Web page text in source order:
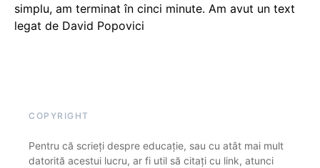
simplu, am terminat în cinci minute. Am avut un text
legat de David Popovici
COPYRIGHT
Pentru că scrieți despre educație, sau cu atât mai mult
datorită acestui lucru, ar fi util să citați cu link, atunci